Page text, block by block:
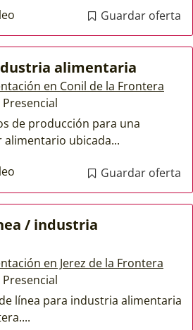
Guardar oferta
alimentaria
en Conil de la Frontera
de producción para una
alimentario ubicada...
Guardar oferta
/ industria
en Jerez de la Frontera
línea para industria alimentaria